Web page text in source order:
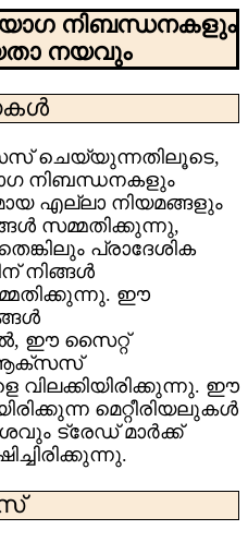
നിബന്ധനകളും
നയവും
ചെയ്യുന്നതിലൂടെ,
നിബന്ധനകളും
എല്ലാ നിയമങ്ങളും
സമ്മതിക്കുന്നു,
പ്രാദേശിക
നിങ്ങൾ
ഈ
ഈ സൈറ്റ്
ആക്‌സസ്
വിലക്കിയിരിക്കുന്നു. ഈ
മെറ്റീരിയലുകൾ
ട്രേഡ് മാർക്ക്